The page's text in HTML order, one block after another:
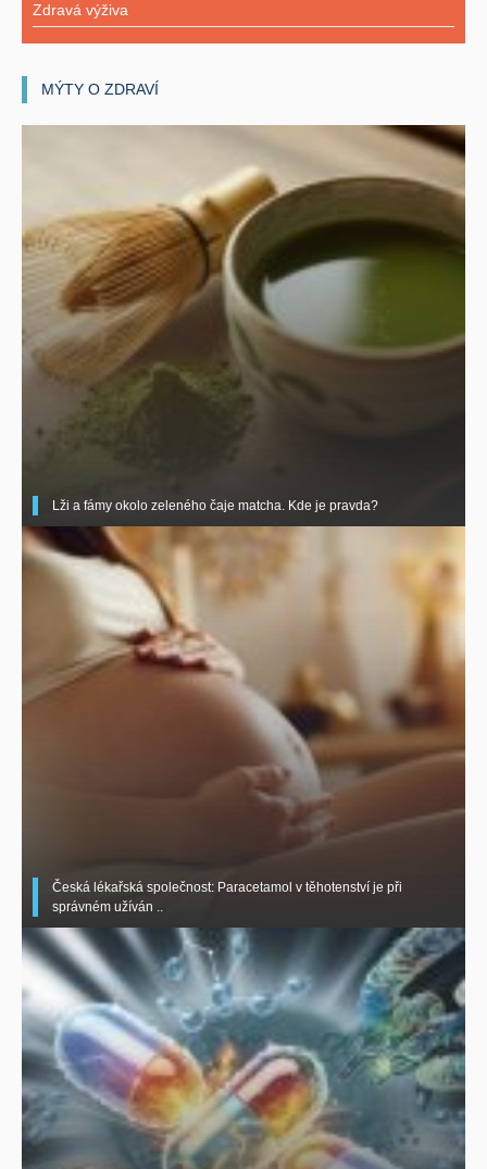
Zdravá výživa
MÝTY O ZDRAVÍ
Lži a fámy okolo zeleného čaje matcha. Kde je pravda?
Česká lékařská společnost: Paracetamol v těhotenství je při
správném užíván ..